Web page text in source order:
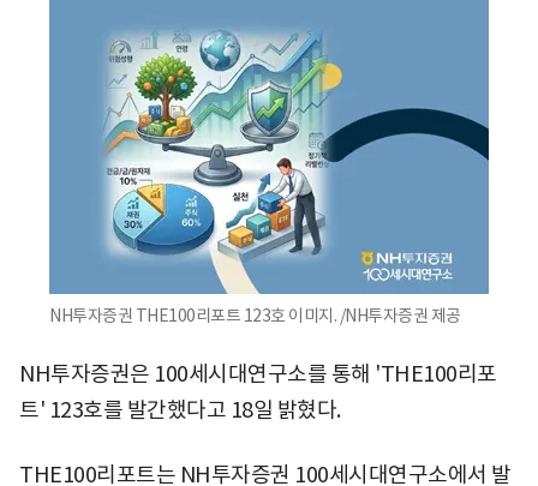
NH투자증권 THE100리포트 123호 이미지. /NH투자증권 제공
NH투자증권은 100세시대연구소를 통해 'THE100리포
트' 123호를 발간했다고 18일 밝혔다.
THE100리포트는 NH투자증권 100세시대연구소에서 발